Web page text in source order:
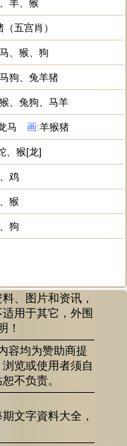
、图片和资讯，
用于其它，外围
！
容均为赞助商提
览或使用者须自
不负责。
文字資料大全，